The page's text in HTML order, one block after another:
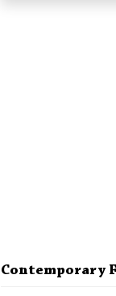
Contemporary